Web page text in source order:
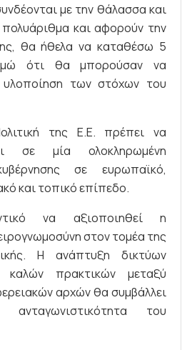
με την θάλασσα και
πολυάριθμα και αφορούν την
θα ήθελα να καταθέσω 5
ότι θα μπορούσαν να
των στόχων του
της Ε.Ε. πρέπει να
σε μία ολοκληρωμένη
σε ευρωπαϊκό,
και τοπικό επίπεδο.
να αξιοποιηθεί η
στον τομέα της
Η ανάπτυξη δικτύων
καλών πρακτικών μεταξύ
αρχών θα συμβάλλει
ανταγωνιστικότητα του